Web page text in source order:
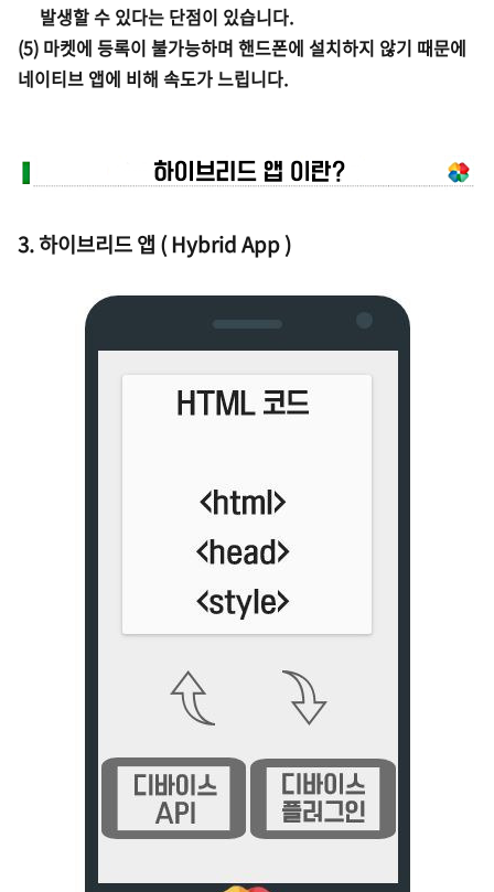
발생할 수 있다는 단점이 있습니다.
(5) 마켓에 등록이 불가능하며 핸드폰에 설치하지 않기 때문에
네이티브 앱에 비해 속도가 느립니다.
3. 하이브리드 앱 ( Hybrid App )